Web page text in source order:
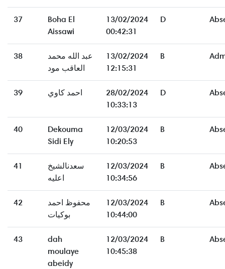
37
Boha El
Aissawi
13/02/2024
00:42:31
D
38
عبد الله محمد
العاقب مود
13/02/2024
12:15:31
B
39 احمد كاوي
28/02/2024
10:33:13
D
40
Dekouma
Sidi Ely
12/03/2024
10:20:53
B
41
سعدنالشيخ
اعليه
12/03/2024
10:34:56
B
42
محفوظ احمد
بوكيات
12/03/2024
10:44:00
B
43
dah
moulaye
abeidy
12/03/2024
10:45:38
B